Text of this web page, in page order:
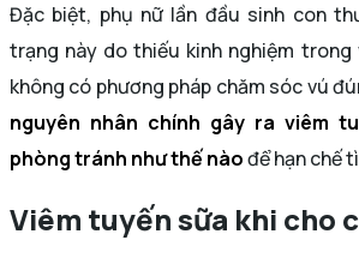
Đặc biệt, phụ nữ lần đầu sinh con
trạng này do thiếu kinh nghiệm trong
không có phương pháp chăm sóc vú
nguyên nhân chính gây ra viêm
phòng tránh như thế nàođể hạn chế
Viêm tuyến sữa khi cho